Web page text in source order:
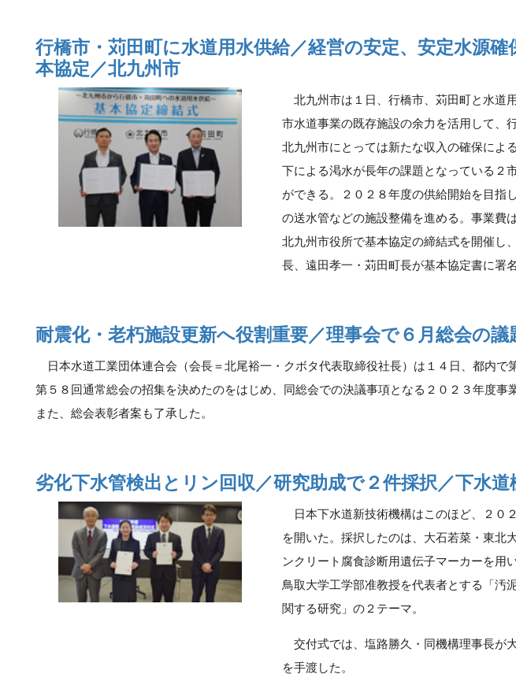
行橋市・苅田町に水道用水供給／経営の安定、安定水源
本協定／北九州市
北九州市は１日、行橋市、苅田町と水道
市水道事業の既存施設の余力を活用して、
北九州市にとっては新たな収入の確保によ
下による渇水が長年の課題となっている２
ができる。２０２８年度の供給開始を目指
の送水管などの施設整備を進める。事業費
北九州市役所で基本協定の締結式を開催し
長、遠田孝一・苅田町長が基本協定書に署名
耐震化・老朽施設更新へ役割重要／理事会で６月総会の
日本水道工業団体連合会（会長＝北尾裕一・クボタ代表取締役社長）は１４日、都内で
第５８回通常総会の招集を決めたのをはじめ、同総会での決議事項となる２０２３年度事
また、総会表彰者案も了承した。
劣化下水管検出とリン回収／研究助成で２件採択／下水道
日本下水道新技術機構はこのほど、２０
を開いた。採択したのは、大石若菜・東北
ンクリート腐食診断用遺伝子マーカーを用
鳥取大学工学部准教授を代表者とする「汚
関する研究」の２テーマ。
交付式では、塩路勝久・同機構理事長が
を手渡した。